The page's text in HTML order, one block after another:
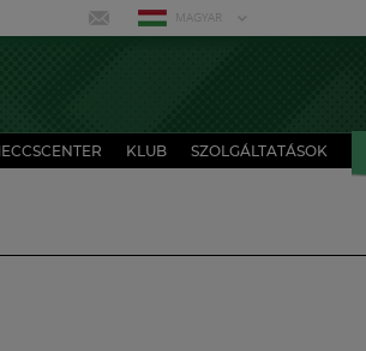
MAGYAR
KLUB SZOLGÁLTATÁSOK